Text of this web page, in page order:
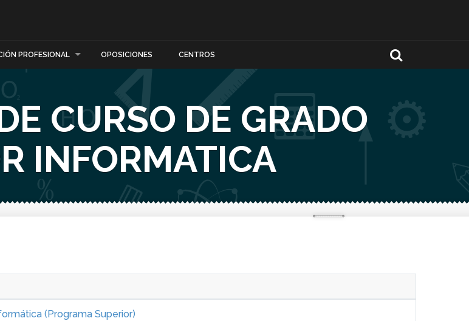
PROFESIONAL OPOSICIONES CENTROS
CURSO DE GRADO
INFORMATICA
(Programa Superior)